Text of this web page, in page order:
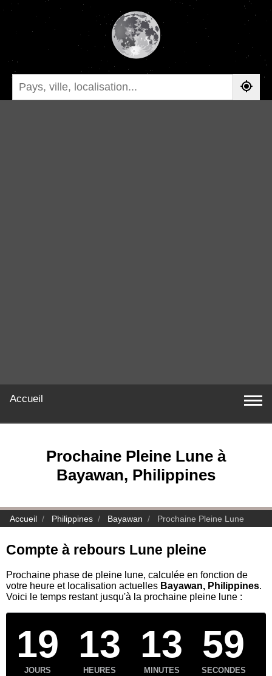
Accueil
Prochaine Pleine Lune à
Bayawan, Philippines
Accueil Philippines Bayawan Prochaine Pleine Lune
Compte à rebours Lune pleine
Prochaine phase de pleine lune, calculée en fonction de
votre heure et localisation actuelles Bayawan, Philippines.
Voici le temps restant jusqu'à la prochaine pleine lune :
19
JOURS
13
HEURES
13
MINUTES
59
SECONDES